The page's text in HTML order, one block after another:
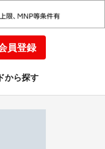
員登録
から探す